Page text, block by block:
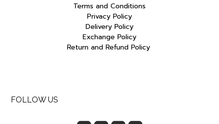
Terms and Conditions
Privacy Policy
Delivery Policy
Exchange Policy
Return and Refund Policy
FOLLOW US